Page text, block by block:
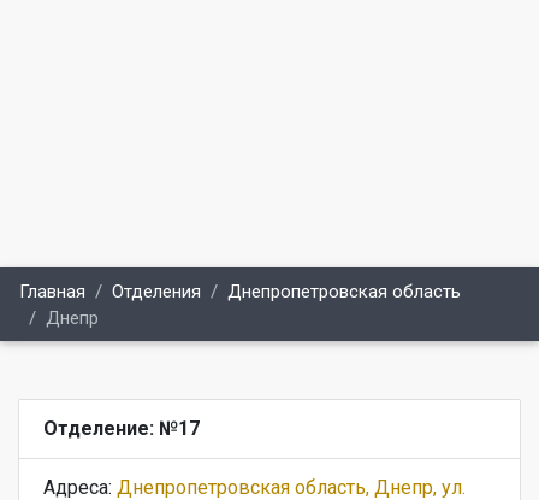
Главная Отделения
Днепропетровская область
Днепр
Отделение: №17
Адреса: Днепропетровская область, Днепр, ул.